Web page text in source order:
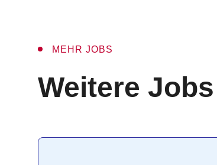
MEHR JOBS
:
Weitere Jobs